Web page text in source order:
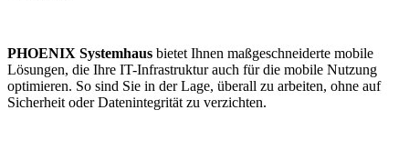
PHOENIX Systemhaus bietet Ihnen maßgeschneiderte mobile
Lösungen, die Ihre IT-Infrastruktur auch für die mobile Nutzung
optimieren. So sind Sie in der Lage, überall zu arbeiten, ohne auf
Sicherheit oder Datenintegrität zu verzichten.